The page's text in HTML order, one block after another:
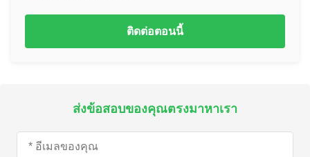
ติดต่อตอนนี้
ส่งข้อสอบของคุณตรงมาหาเรา